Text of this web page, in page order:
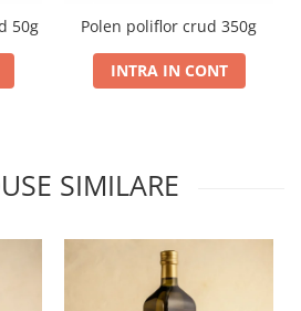
50g Polen poliflor crud 350g
INTRA IN CONT
SIMILARE